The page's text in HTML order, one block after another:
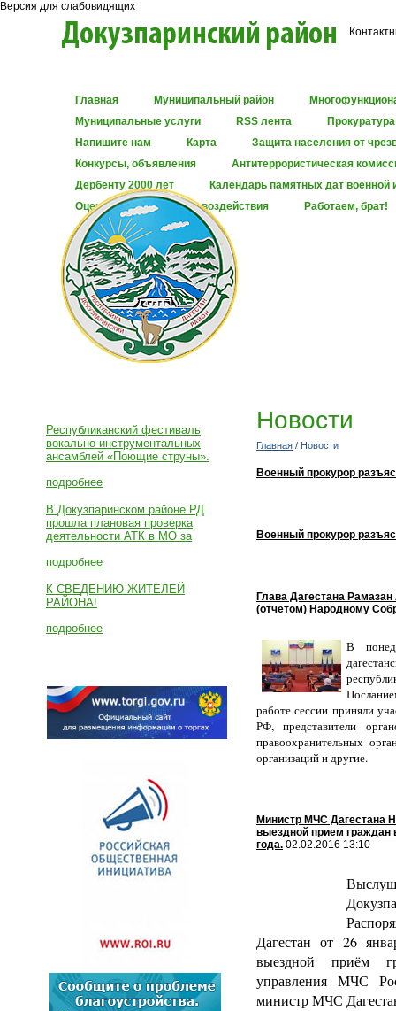
Версия для слабовидящих
Главная Муниципальный район
Муниципальные услуги
RSS лента
Напишите нам
Карта
Защита населения от
Конкурсы, объявления
Антитеррористическая
Дербенту 2000 лет
Календарь памятных дат военной
Оценка регулирующего воздействия
Работаем, брат!
Республиканский фестиваль
вокально-инструментальных
ансамблей «Поющие струны».
подробнее
В Докузпаринском районе РД
прошла плановая проверка
деятельности АТК в МО за
подробнее
К СВЕДЕНИЮ ЖИТЕЛЕЙ
РАЙОНА!
подробнее
Новости
Главная / Новости
Военный прокурор
Военный прокурор
Глава Дагестана
(отчетом) Народному
В
работе сессии приняли
РФ, представители
правоохранительных
организаций и другие.
Министр МЧС Дагестана
выездной прием граждан
года. 02.02.2016 13:10
Дагестан от 26
выездной приём
управления МЧС
министр МЧС